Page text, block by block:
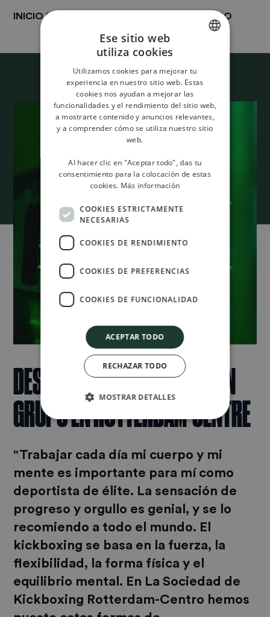
INICIO" " ROTTERDAM-CENTRO
DESCUBRE LOS KICKBOKS EN
GRUPO EN ROTTERDAM-CENTRE
"Trabajar cada día mi cuerpo y mi
mente es importante para mí como
deportista de élite. La sensación de
progreso y orgullo es genial, y se lo
recomiendo a todo el mundo. El
kickboxing se basa en la fuerza, la
flexibilidad, la forma física y el
equilibrio mental. En La Sociedad de
Kickboxing Rotterdam-Centro hemos
ENGLISH
Ese sitio web
utiliza cookies
Utilizamos cookies para mejorar tu
experiencia en nuestro sitio web. Estas
cookies nos ayudan a mejorar las
funcionalidades y el rendimiento del sitio web,
a mostrarte contenido y anuncios relevantes,
y a comprender cómo se utiliza nuestro sitio
web.
Al hacer clic en "Aceptar todo", das tu
consentimiento para la colocación de estas
cookies. Más información
COOKIES ESTRICTAMENTE
NECESARIAS
COOKIES DE RENDIMIENTO
COOKIES DE PREFERENCIAS
COOKIES DE FUNCIONALIDAD
ACEPTAR TODO
RECHAZAR TODO
MOSTRAR DETALLES